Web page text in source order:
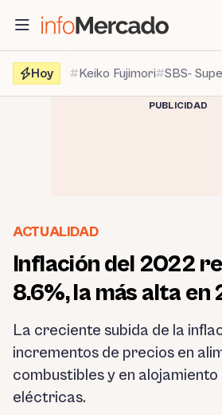
contenido
Hoy
Keiko Fujimori SBS-
PUBLICIDAD
ACTUALIDAD
Inflación del 2022
8.6%, la más alta en
La creciente subida de la
incrementos de precios en
combustibles y en
eléctricas.